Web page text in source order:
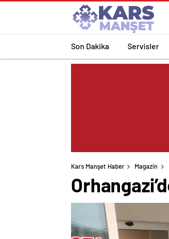
Son Dakika Servisler
Kars Manşet Haber Magazin